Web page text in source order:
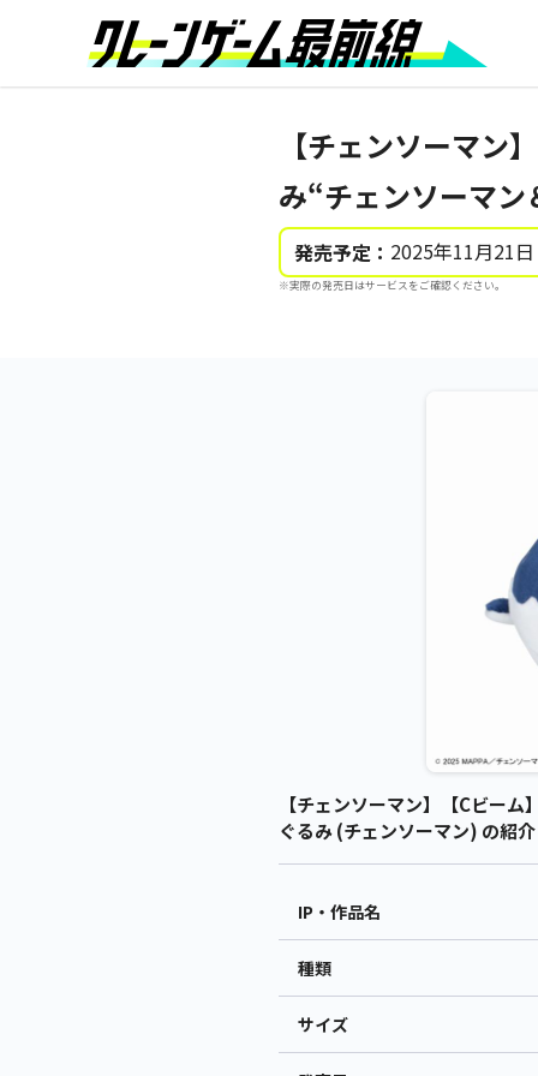
【チェンソーマン
み“チェンソーマン
発売予定： 2025年11月21
※実際の発売日はサービスをご確認ください。
【チェンソーマン】【Cビー
ぐるみ (チェンソーマン) の紹介
IP・作品名
種類
サイズ